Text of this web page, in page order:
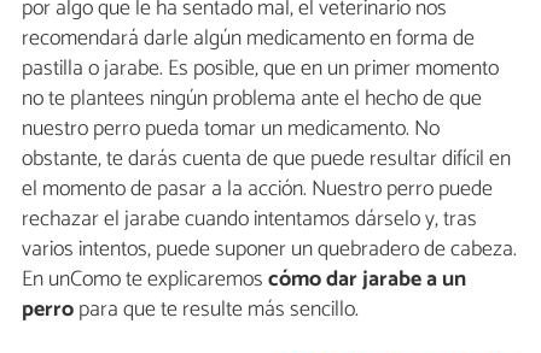
por algo que le ha sentado mal, el veterinario nos
recomendará darle algún medicamento en forma de
pastilla o jarabe. Es posible, que en un primer momento
no te plantees ningún problema ante el hecho de que
nuestro perro pueda tomar un medicamento. No
obstante, te darás cuenta de que puede resultar difícil en
el momento de pasar a la acción. Nuestro perro puede
rechazar el jarabe cuando intentamos dárselo y, tras
varios intentos, puede suponer un quebradero de cabeza.
En unComo te explicaremoscómo dar jarabe a un
perropara que te resulte más sencillo.